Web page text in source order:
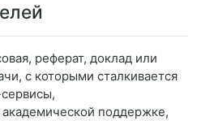
реферат, доклад или
с которыми сталкивается
поддержке,